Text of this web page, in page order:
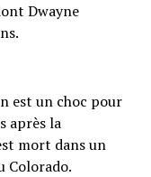
Dwayne
est un choc pour
après la
mort dans un
Colorado.